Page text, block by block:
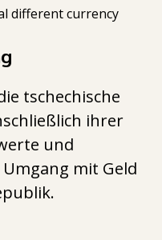
tschechische
ihrer
und
mit Geld